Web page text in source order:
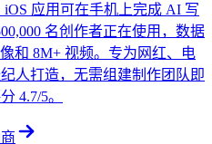
应用可在手机上完成 AI 写
名创作者正在使用，数据
和 8M+ 视频。专为网红、电
人打造，无需组建制作团队即
4.7/5。